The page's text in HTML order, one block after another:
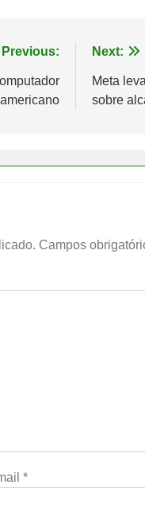
Previous: Next:
Meta
sobre
Campos
*